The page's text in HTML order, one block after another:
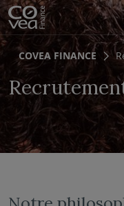
Aller au menu
Aller au contenu
COVEA FINANCE